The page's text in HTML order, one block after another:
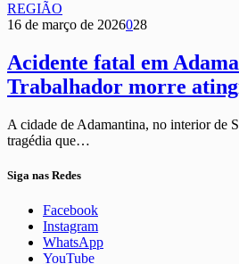
REGIÃO
16 de março de 2026028
Acidente fatal em
Trabalhador morre
A cidade de Adamantina, no interior de
tragédia que…
Siga nas Redes
Facebook
Instagram
WhatsApp
YouTube